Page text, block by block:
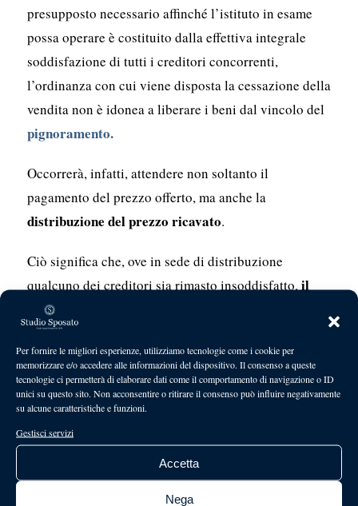
Per fornire le migliori esperienze, utilizziamo tecnologie come i cookie per
memorizzare e/o accedere alle informazioni del dispositivo. Il consenso a queste
tecnologie ci permetterà di elaborare dati come il comportamento di navigazione o ID
unici su questo sito. Non acconsentire o ritirare il consenso può influire negativamente
su alcune caratteristiche e funzioni.
Gestisci servizi
Accetta
Nega
presupposto necessario affinché l’istituto in esame
possa operare è costituito dalla effettiva integrale
soddisfazione di tutti i creditori concorrenti,
l’ordinanza con cui viene disposta la cessazione della
vendita non è idonea a liberare i beni dal vincolo del
pignoramento.
Occorrerà, infatti, attendere non soltanto il
pagamento del prezzo offerto, ma anche la
distribuzione del prezzo ricavato.
Ciò significa che, ove in sede di distribuzione
qualcuno dei creditori sia rimasto insoddisfatto,il
giudice dell’esecuzione
avviato nuovamente il procedimento di vendita
forzata dei beni ancora assoggettati alla procedura
esecutiva.
dell’articolo 487 del codice di procedura civile, la
precedente ordinanza di cessazione della vendita.
[real3dflipbook id=”20″]